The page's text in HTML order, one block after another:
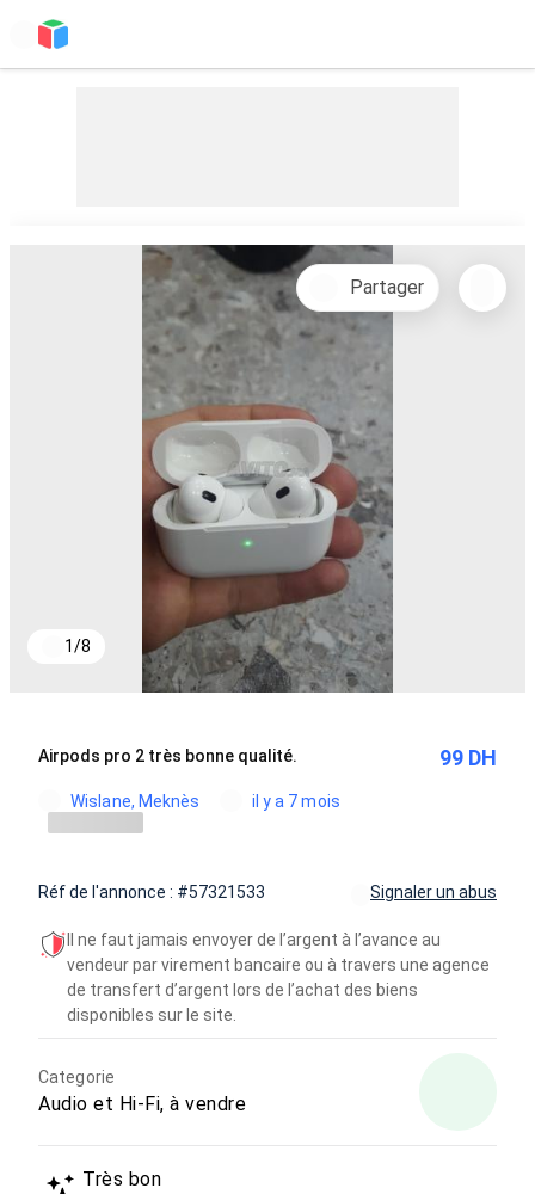
1/8
Partager
Airpods pro 2 très bonne qualité. 99 DH
Wislane, Meknès il y a 7 mois
Réf de l'annonce : #57321533 Signaler un abus
Il ne faut jamais envoyer de l’argent à l’avance au
vendeur par virement bancaire ou à travers une agence
de transfert d’argent lors de l’achat des biens
disponibles sur le site.
Categorie
Audio et Hi-Fi, à vendre
Très bon